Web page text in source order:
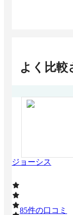
よく比較
ジョーシス
85件の口コミ